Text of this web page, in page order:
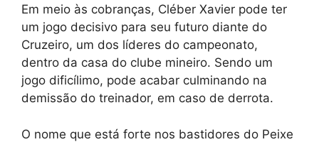
Em meio às cobranças, Cléber Xavier pode ter
um jogo decisivo para seu futuro diante do
Cruzeiro, um dos líderes do campeonato,
dentro da casa do clube mineiro. Sendo um
jogo dificílimo, pode acabar culminando na
demissão do treinador, em caso de derrota.
O nome que está forte nos bastidores do Peixe